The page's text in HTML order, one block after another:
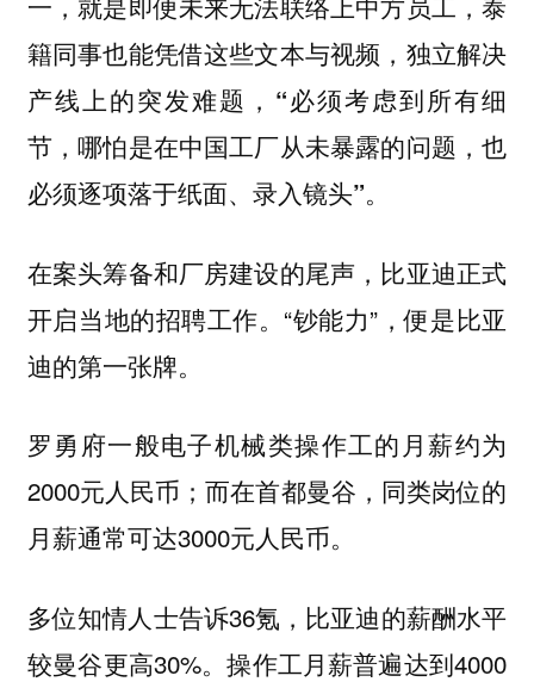
籍同事也能凭借这些文本与视频，独立解决
产线上的突发难题， “必须考虑到所有细
节，哪怕是在中国工厂从未暴露的问题，也
必须逐项落于纸面、录入镜头”。
在案头筹备和厂房建设的尾声，比亚迪正式
开启当地的招聘工作。“钞能力”，便是比亚
迪的第一张牌。
罗勇府一般电子机械类操作工的月薪约为
2000元人民币；而在首都曼谷，同类岗位的
月薪通常可达3000元人民币。
多位知情人士告诉36氪，比亚迪的薪酬水平
较曼谷更高30%。操作工月薪普遍达到4000